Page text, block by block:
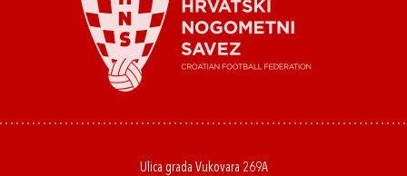
Ulica grada Vukovara 269A